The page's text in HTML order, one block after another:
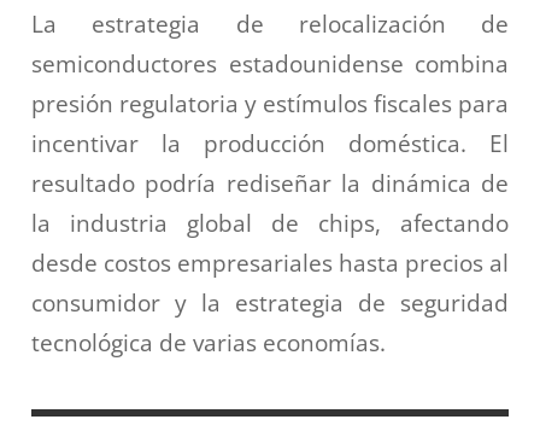
La estrategia de relocalización de
semiconductores estadounidense combina
presión regulatoria y estímulos fiscales para
incentivar la producción doméstica. El
resultado podría rediseñar la dinámica de
la industria global de chips, afectando
desde costos empresariales hasta precios al
consumidor y la estrategia de seguridad
tecnológica de varias economías.